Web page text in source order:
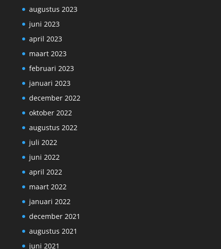
augustus 2023
juni 2023
april 2023
maart 2023
februari 2023
januari 2023
december 2022
oktober 2022
augustus 2022
juli 2022
juni 2022
april 2022
maart 2022
januari 2022
december 2021
augustus 2021
juni 2021